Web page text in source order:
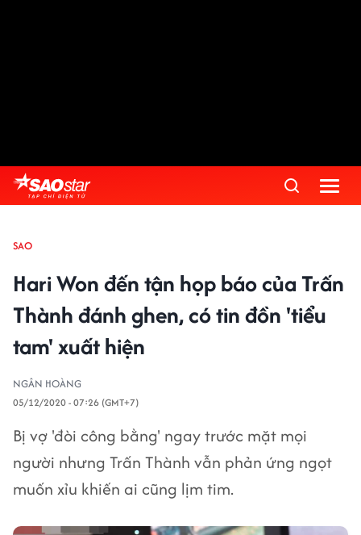
SAO
Hari Won đến tận họp báo của Trấn
Thành đánh ghen, có tin đồn 'tiểu
tam' xuất hiện
NGÂN HOÀNG
05/12/2020 - 07:26 (GMT+7)
Bị vợ 'đòi công bằng' ngay trước mặt mọi
người nhưng Trấn Thành vẫn phản ứng ngọt
muốn xỉu khiến ai cũng lịm tim.